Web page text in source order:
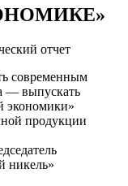
отчет
современным
— выпускать
экономики»
продукции
никель»